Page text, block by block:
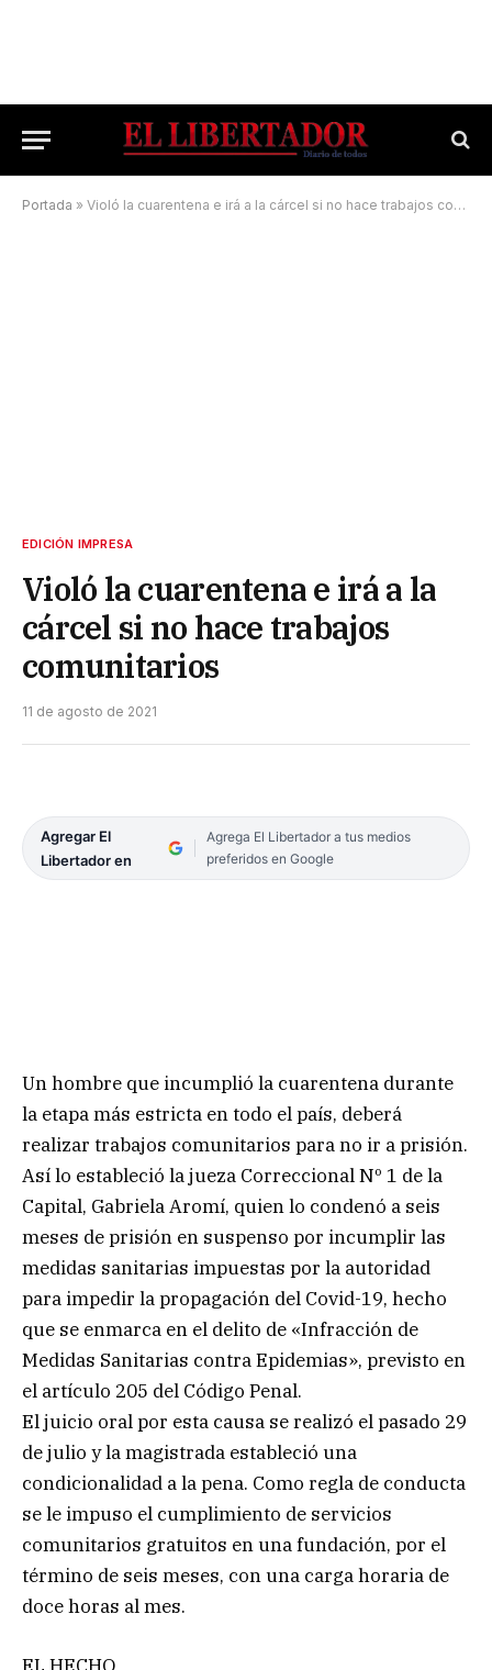
Portada » Violó la cuarentena e irá a la cárcel si no hace trabajos comunitarios
EDICIÓN IMPRESA
Violó la cuarentena e irá a la
cárcel si no hace trabajos
comunitarios
11 de agosto de 2021
Agregar El
Libertador en
Agrega El Libertador a tus medios
preferidos en Google
Un hombre que incumplió la cuarentena durante
la etapa más estricta en todo el país, deberá
realizar trabajos comunitarios para no ir a prisión.
Así lo estableció la jueza Correccional Nº 1 de la
Capital, Gabriela Aromí, quien lo condenó a seis
meses de prisión en suspenso por incumplir las
medidas sanitarias impuestas por la autoridad
para impedir la propagación del Covid-19, hecho
que se enmarca en el delito de «Infracción de
Medidas Sanitarias contra Epidemias», previsto en
el artículo 205 del Código Penal.
El juicio oral por esta causa se realizó el pasado 29
de julio y la magistrada estableció una
condicionalidad a la pena. Como regla de conducta
se le impuso el cumplimiento de servicios
comunitarios gratuitos en una fundación, por el
término de seis meses, con una carga horaria de
doce horas al mes.